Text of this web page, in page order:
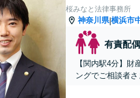
桜みなと法律事務所
神奈川県|横浜市
有責配
【関内駅4分】
ングでご相談者